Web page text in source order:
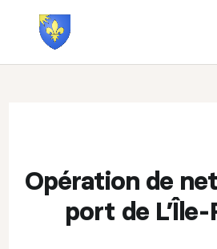
Opération de
port de